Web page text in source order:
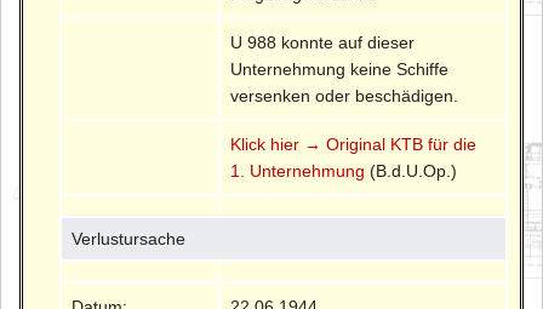
U 988 konnte auf dieser
Unternehmung keine Schiffe
versenken oder beschädigen.
Klick hier → Original KTB für die
1. Unternehmung (B.d.U.Op.)
Verlustursache